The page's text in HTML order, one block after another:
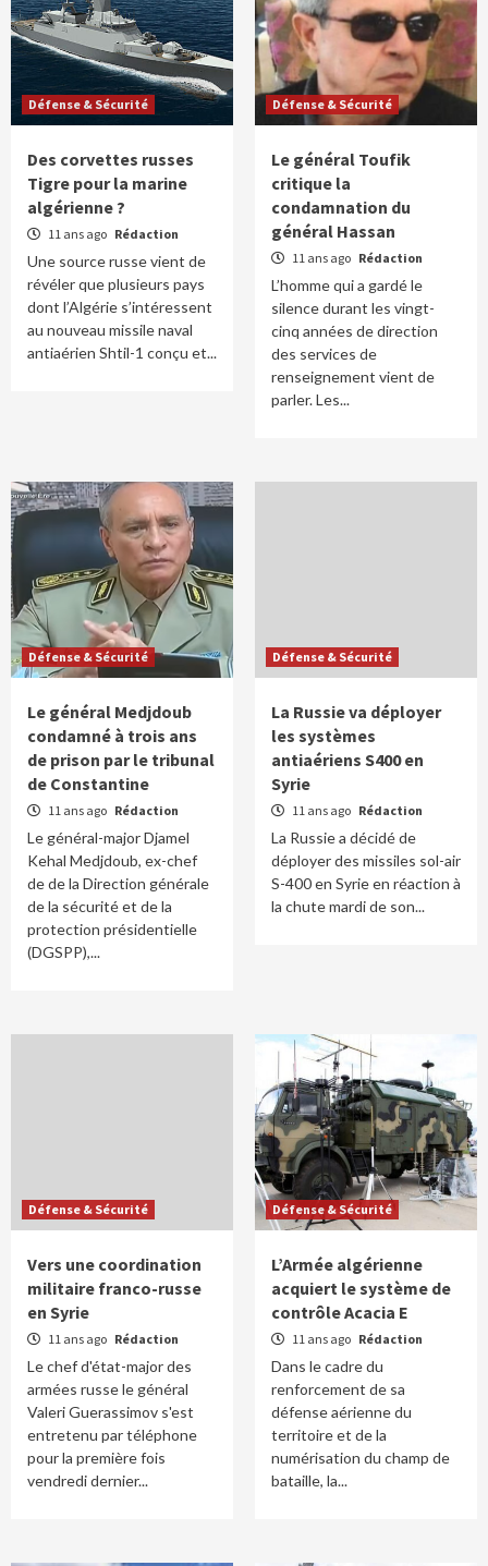
Défense & Sécurité
Des corvettes russes
Tigre pour la marine
algérienne ?
11 ans ago Rédaction
Une source russe vient de
révéler que plusieurs pays
dont l’Algérie s’intéressent
au nouveau missile naval
antiaérien Shtil-1 conçu et...
Défense & Sécurité
Le général Toufik
critique la
condamnation du
général Hassan
11 ans ago Rédaction
L’homme qui a gardé le
silence durant les vingt-
cinq années de direction
des services de
renseignement vient de
parler. Les...
Défense & Sécurité
Le général Medjdoub
condamné à trois ans
de prison par le tribunal
de Constantine
11 ans ago Rédaction
Le général-major Djamel
Kehal Medjdoub, ex-chef
de de la Direction générale
de la sécurité et de la
protection présidentielle
(DGSPP),...
Défense & Sécurité
La Russie va déployer
les systèmes
antiaériens S400 en
Syrie
11 ans ago Rédaction
La Russie a décidé de
déployer des missiles sol-air
S-400 en Syrie en réaction à
la chute mardi de son...
Défense & Sécurité
Vers une coordination
militaire franco-russe
en Syrie
11 ans ago Rédaction
Le chef d'état-major des
armées russe le général
Valeri Guerassimov s'est
entretenu par téléphone
pour la première fois
vendredi dernier...
Défense & Sécurité
L’Armée algérienne
acquiert le système de
contrôle Acacia E
11 ans ago Rédaction
Dans le cadre du
renforcement de sa
défense aérienne du
territoire et de la
numérisation du champ de
bataille, la...